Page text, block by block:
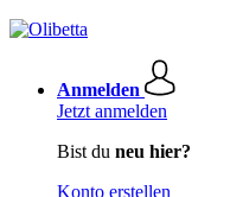
Anmelden
Jetzt anmelden
Bist du neu hier?
Konto erstellen